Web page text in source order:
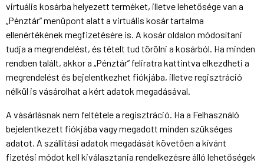
virtuális kosárba helyezett terméket, illetve lehetősége van a
„Pénztár” menüpont alatt a virtuális kosár tartalma
ellenértékének megfizetésére is. A kosár oldalon módosítani
tudja a megrendelést, és tételt tud törölni a kosárból. Ha minden
rendben talált, akkor a „Pénztár” feliratra kattintva elkezdheti a
megrendelést és bejelentkezhet fiókjába, illetve regisztráció
nélkül is vásárolhat a kért adatok megadásával.
A vásárlásnak nem feltétele a regisztráció. Ha a Felhasználó
bejelentkezett fiókjába vagy megadott minden szükséges
adatot. A szállítási adatok megadását követően a kívánt
fizetési módot kell kiválasztania rendelkezésre álló lehetőségek